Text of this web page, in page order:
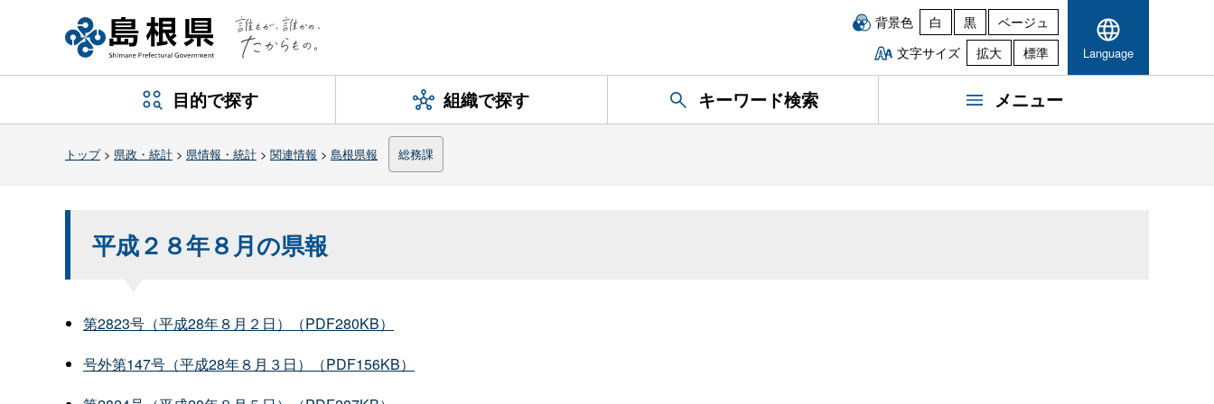
背景色 白 黒
ベージュ
文字サイズ
拡大 標準 Language
目的で探す 組織で探す キーワード検索 メニュー
トップ> 県政・統計 > 県情報・統計 > 関連情報 > 島根県報 総務課
平成２８年８月の県報
第2823号（平成28年８月２日）（PDF280KB）
号外第147号（平成28年８月３日）（PDF156KB）